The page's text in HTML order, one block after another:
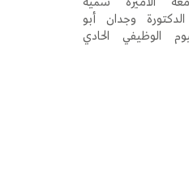
الدكتورة وجدان أبو
الوظيفي الحادي